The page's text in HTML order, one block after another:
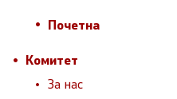
Новости
Почетна
Комитет
За нас